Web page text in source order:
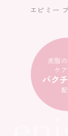
エピミー
皮脂
ケ
バク